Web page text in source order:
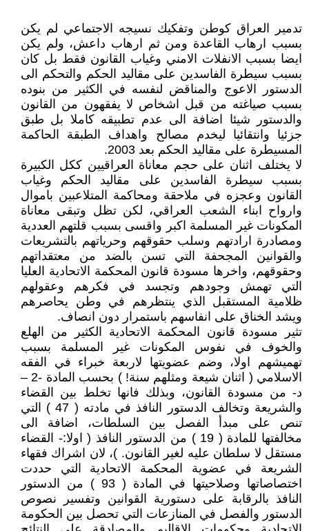
تدمير العراق كوطن وتفكيك نسيجه الاجتماعي لم يكن
بسبب ارهاب القاعدة ومن ثم ارهاب داعش، ولم يكن
ايضا بسبب الانفلات الامني وغياب القانون فقط بل كان
بسبب سيطرة الفاسدين على مقاليد الحكم والتحكم الى
الدستور الاعوج والمناقض لنفسه في الكثير من بنوده
بسبب صياغته من قبل اشخاص لا يفقهون من القانون
والدستور شيئا اضافة الى عدم تطبيقه كاملا بل طبق
جزئيا وانتقائيا ليخدم مصالح واهداف الطبقة الحاكمة
المسيطرة على مقاليد الحكم بعد 2003.
لا يختلف اثنان على حجم معاناة العراقيين ككل الكبيرة
بسبب سيطرة الفاسدين على مقاليد الحكم وغياب
القانون وعجزه في ملاحقة ومحاكمة المتلاعبين باموال
وارواح ابناء الشعب العراقي، لكن تظل وتبقى معاناة
المكونات غير المسلمة اكبر واقسى بسبب قلتهم العددية
ومصادرة ارادتهم وسلب حقوقهم وحرياتهم بالتشريعات
والقوانين المجحفة التي تسن بالضد من معتقداتهم
وحقوقهم، واخرها مسودة قانون المحكمة الاتحادية العليا
التي تهمش وجودهم وتجسد في فكرهم وعقولهم
ظلامية المستقبل الذي ينتظرهم في وطن يحاصرهم
ويشد الخناق على انفاسهم باستمرار دون انصاف.
تثير مسودة قانون المحكمة الاتحادية الكثير من الهلع
والخوف في نفوس المكونات غير المسلمة بسبب
تهميشهم اولا، وضم عضويتها لاربعة خبراء في الفقه
الاسلامي ( اثنان شيعة ومثلهم سنة! ) بحسب المادة -2 –
د- من مسودة القانون، وبذلك فانها تخلط بين القضاء
والشريعة وتخالف الدستور النافذ في مادته ( 47 ) التي
تنص على مبدأ الفصل بين السلطات، اضافة الى
مخالفتها للمادة ( 19 ) من الدستور النافذ ( اولا:- القضاء
مستقل لا سلطان عليه لغير القانون. )، لان اشراك فقهاء
الشريعة في عضوية المحكمة الاتحادية التي حددت
اختصاصاتها وصلاحيتها في المادة ( 93 ) من الدستور
النافذ بالرقابة على دستورية القوانين وتفسير نصوص
الدستور والفصل في المنازعات التي تحصل بين الحكومة